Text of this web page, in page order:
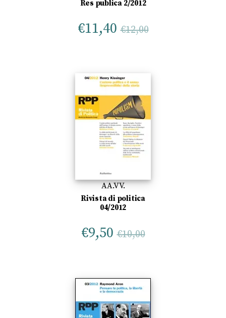
Res publica 2/2012
€11,40 €12,00
AA.VV.
Rivista di politica
04/2012
€9,50 €10,00